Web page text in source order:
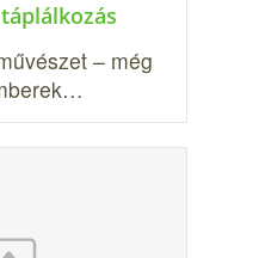
– még